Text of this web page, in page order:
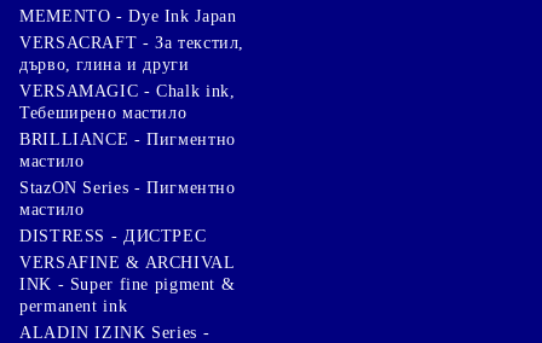
MEMENTO - Dye Ink Japan
VERSACRAFT - За текстил,
дърво, глина и други
VERSAMAGIC - Chalk ink,
Тебеширено мастило
BRILLIANCE - Пигментно
мастило
StazON Series - Пигментно
мастило
DISTRESS - ДИСТРЕС
VERSAFINE & ARCHIVAL
INK - Super fine pigment &
permanent ink
ALADIN IZINK Series -